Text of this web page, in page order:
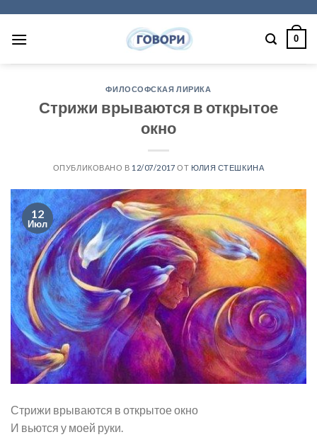
content
0
ФИЛОСОФСКАЯ ЛИРИКА
Стрижи врываются в открытое
окно
ОПУБЛИКОВАНО В 12/07/2017 ОТ ЮЛИЯ СТЕШКИНА
12
Июл
Стрижи врываются в открытое окно
И вьются у моей руки.